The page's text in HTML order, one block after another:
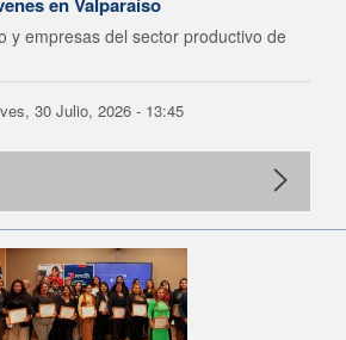
y empresas del sector productivo de
30 Julio, 2026 - 13:45